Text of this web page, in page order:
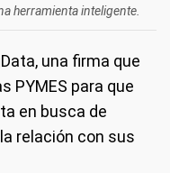
herramienta inteligente.
una firma que
PYMES para que
en busca de
relación con sus